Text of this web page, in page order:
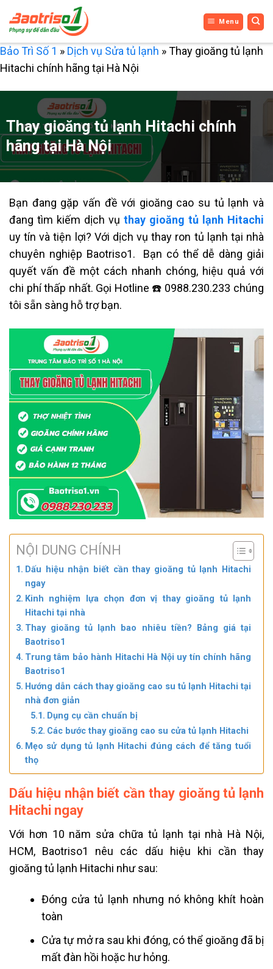
qua
nội
dung
Menu
Bảo Trì Số 1 » Dịch vụ Sửa tủ lạnh »Thay gioăng tủ lạnh
Hitachi chính hãng tại Hà Nội
Thay gioăng tủ lạnh Hitachi chính
hãng tại Hà Nội
Bạn đang gặp vấn đề với gioăng cao su tủ lạnh và
đang tìm kiếm dịch vụ thay gioăng tủ lạnh Hitachi
uy tín và tiện lợi? Với dịch vụ thay ron tủ lạnh tại nhà
chuyên nghiệp Baotriso1. Bạn có thể dễ dàng giải
quyết vấn đề một cách nhanh chóng, hiệu quả với
chi phí thấp nhất. Gọi Hotline ☎️ 0988.230.233 chúng
tôi sẵn sàng hỗ trợ bạn.
NỘI DUNG CHÍNH
Dấu hiệu nhận biết cần thay gioăng tủ lạnh Hitachi
ngay
Kinh nghiệm lựa chọn đơn vị thay gioăng tủ lạnh
Hitachi tại nhà
Thay gioăng tủ lạnh bao nhiêu tiền? Bảng giá tại
Baotriso1
Trung tâm bảo hành Hitachi Hà Nội uy tín chính hãng
Baotriso1
Hướng dẫn cách thay gioăng cao su tủ lạnh Hitachi tại
nhà đơn giản
Dụng cụ cần chuẩn bị
Các bước thay gioăng cao su cửa tủ lạnh Hitachi
Mẹo sử dụng tủ lạnh Hitachi đúng cách để tăng tuổi
thọ
Dấu hiệu nhận biết cần thay gioăng tủ lạnh
Hitachi ngay
Với hơn 10 năm sửa chữa tủ lạnh tại nhà Hà Nội,
HCM, Baotriso1 nêu các dấu hiệu khi cần thay
gioăng tủ lạnh Hitachi như sau:
Đóng cửa tủ lạnh nhưng nó không khít hoàn
toàn
Cửa tự mở ra sau khi đóng, có thể gioăng đã bị
mất đàn hồi hoặc hư hỏng.